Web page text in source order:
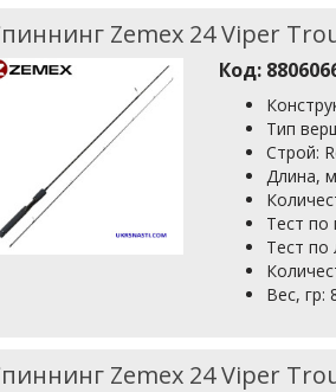
Zemex 24 Viper
Код:
Тип
Строй:
Длина,
Тест по
Тест по
Вес, гр:
Zemex 24 Viper